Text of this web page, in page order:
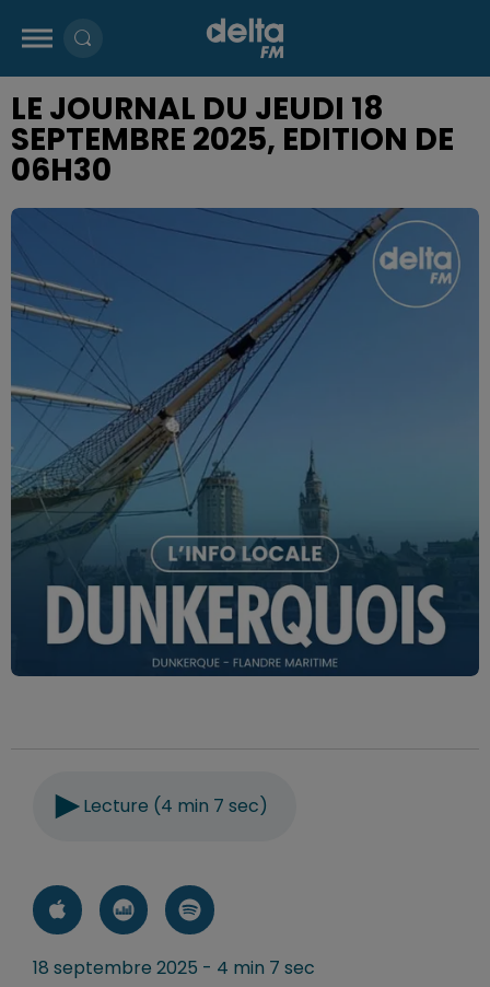
LE JOURNAL DU JEUDI 18
SEPTEMBRE 2025, EDITION DE
06H30
Lecture (4 min 7 sec)
18 septembre 2025 - 4 min 7 sec